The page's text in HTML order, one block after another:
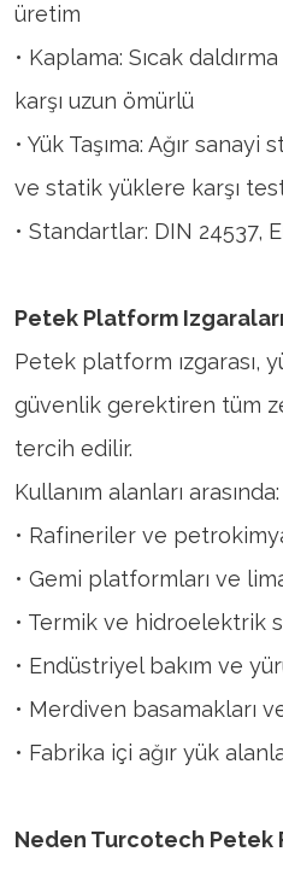
üretim
• Kaplama: Sıcak
karşı uzun ömürlü
• Yük Taşıma: Ağır
ve statik yüklere karşı
• Standartlar: DIN 24537,
Petek Platform
Petek platform ızgarası,
güvenlik gerektiren tüm
tercih edilir.
Kullanım alanları arasında:
• Rafineriler ve
• Gemi platformları ve
• Termik ve hidroelektrik
• Endüstriyel bakım ve
• Merdiven basamakları
• Fabrika içi ağır yük
Neden Turcotech Petek